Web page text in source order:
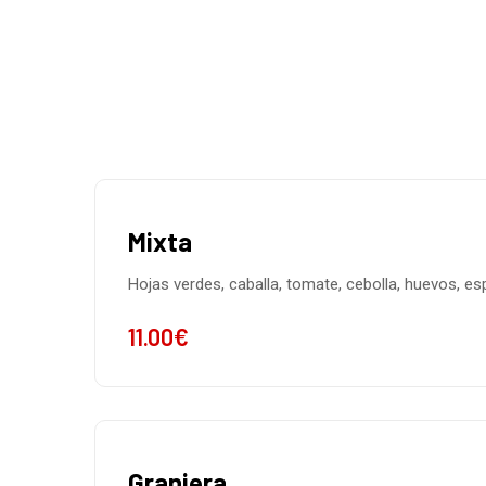
Mixta
Hojas verdes, caballa, tomate, cebolla, huevos,
11.00€